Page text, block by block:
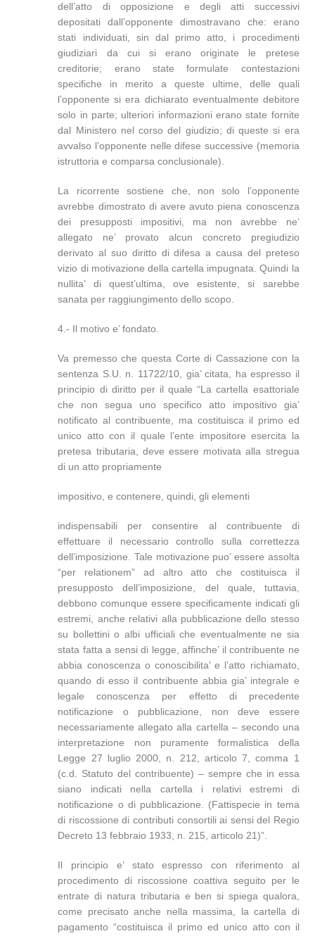
dell’atto di opposizione e degli atti successivi
depositati dall’opponente dimostravano che: erano
stati individuati, sin dal primo atto, i procedimenti
giudiziari da cui si erano originate le pretese
creditorie; erano state formulate contestazioni
specifiche in merito a queste ultime, delle quali
l’opponente si era dichiarato eventualmente debitore
solo in parte; ulteriori informazioni erano state fornite
dal Ministero nel corso del giudizio; di queste si era
avvalso l’opponente nelle difese successive (memoria
istruttoria e comparsa conclusionale).
La ricorrente sostiene che, non solo l’opponente
avrebbe dimostrato di avere avuto piena conoscenza
dei presupposti impositivi, ma non avrebbe ne’
allegato ne’ provato alcun concreto pregiudizio
derivato al suo diritto di difesa a causa del preteso
vizio di motivazione della cartella impugnata. Quindi la
nullita’ di quest’ultima, ove esistente, si sarebbe
sanata per raggiungimento dello scopo.
4.- Il motivo e’ fondato.
Va premesso che questa Corte di Cassazione con la
sentenza S.U. n. 11722/10, gia’ citata, ha espresso il
principio di diritto per il quale “La cartella esattoriale
che non segua uno specifico atto impositivo gia’
notificato al contribuente, ma costituisca il primo ed
unico atto con il quale l’ente impositore esercita la
pretesa tributaria, deve essere motivata alla stregua
di un atto propriamente
impositivo, e contenere, quindi, gli elementi
indispensabili per consentire al contribuente di
effettuare il necessario controllo sulla correttezza
dell’imposizione. Tale motivazione puo’ essere assolta
“per relationem” ad altro atto che costituisca il
presupposto dell’imposizione, del quale, tuttavia,
debbono comunque essere specificamente indicati gli
estremi, anche relativi alla pubblicazione dello stesso
su bollettini o albi ufficiali che eventualmente ne sia
stata fatta a sensi di legge, affinche’ il contribuente ne
abbia conoscenza o conoscibilita’ e l’atto richiamato,
quando di esso il contribuente abbia gia’ integrale e
legale conoscenza per effetto di precedente
notificazione o pubblicazione, non deve essere
necessariamente allegato alla cartella – secondo una
interpretazione non puramente formalistica della
Legge 27 luglio 2000, n. 212, articolo 7, comma 1
(c.d. Statuto del contribuente) – sempre che in essa
siano indicati nella cartella i relativi estremi di
notificazione o di pubblicazione. (Fattispecie in tema
di riscossione di contributi consortili ai sensi del Regio
Decreto 13 febbraio 1933, n. 215, articolo 21)”.
Il principio e’ stato espresso con riferimento al
procedimento di riscossione coattiva seguito per le
entrate di natura tributaria e ben si spiega qualora,
come precisato anche nella massima, la cartella di
pagamento “costituisca il primo ed unico atto con il